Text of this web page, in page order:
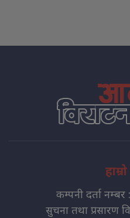
कम्पनी दर्ता
सुचना तथा प्रसारण